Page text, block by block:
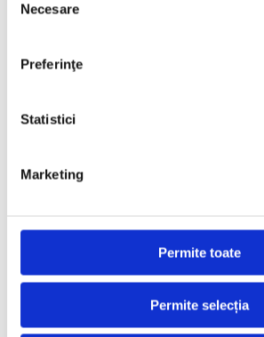
consimțământului
Necesare
Preferinţe
Statistici
Marketing
Permite toate
Permite selecția